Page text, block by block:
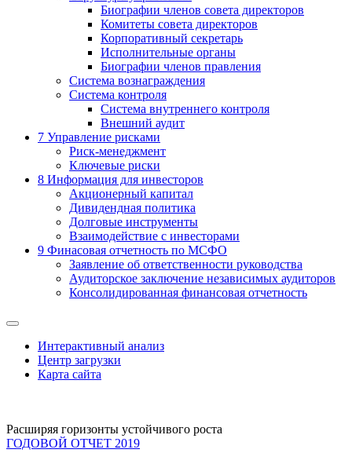
Биографии членов совета директоров
Комитеты совета директоров
Корпоративный секретарь
Исполнительные органы
Биографии членов правления
Система вознаграждения
Система контроля
Система внутреннего контроля
Внешний аудит
7 Управление рисками
Риск-менеджмент
Ключевые риски
8 Информация для инвесторов
Акционерный капитал
Дивидендная политика
Долговые инструменты
Взаимодействие с инвеcторами
9 Финасовая отчетность по МСФО
Заявление об ответственности руководства
Аудиторское заключение независимых аудиторов
Консолидированная финансовая отчетность
Интерактивный анализ
Центр загрузки
Карта сайта
Расширяя горизонты устойчивого роста
ГОДОВОЙ ОТЧЕТ 2019